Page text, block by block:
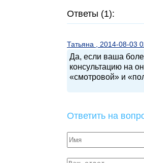
Ответы (1):
Татьяна , 2014-08-03
Да, если ваша
консультацию на
«смотровой» и
Ответить на